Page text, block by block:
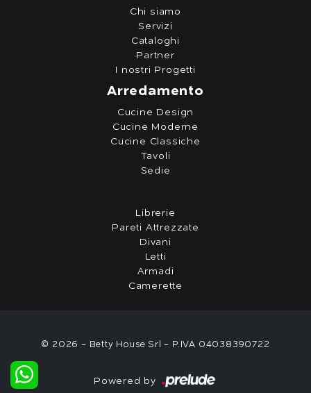
Chi siamo
Servizi
Cataloghi
Partner
I nostri Progetti
Arredamento
Cucine Design
Cucine Moderne
Cucine Classiche
Tavoli
Sedie
Librerie
Pareti Attrezzate
Divani
Letti
Armadi
Camerette
© 2026 - Betty House Srl - P.IVA 04038390722
Powered by